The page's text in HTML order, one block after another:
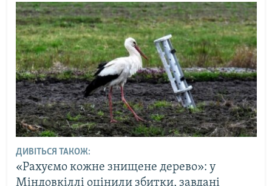
ДИВІТЬСЯ ТАКОЖ:
«Рахуємо кожне знищене дерево»: у
Міндовкіллі оцінили збитки, завдані